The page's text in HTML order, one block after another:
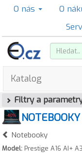
O nás O
Katalog
Filtry a
Notebooky
Model: Prestige A16 AI+